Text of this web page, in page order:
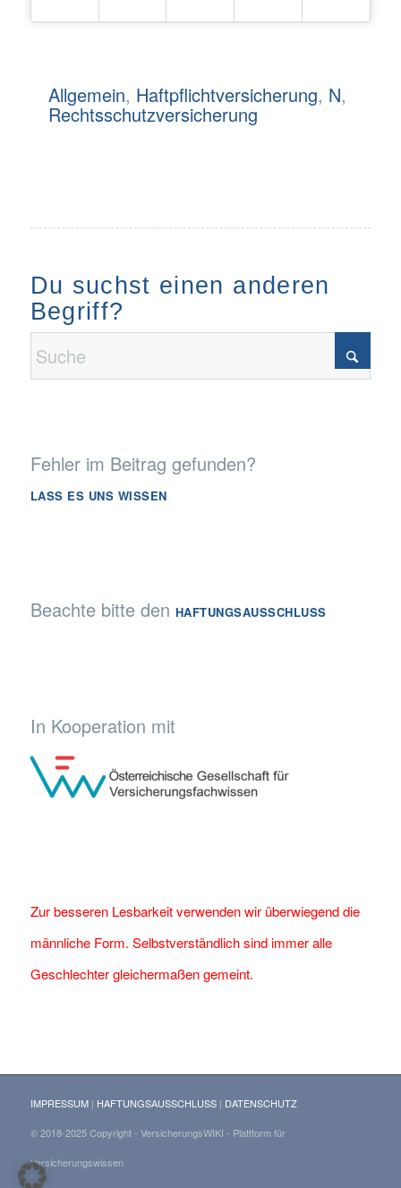
Allgemein, Haftpflichtversicherung, N,
Rechtsschutzversicherung
Du suchst einen anderen
Begriff?
Fehler im Beitrag gefunden?
LASS ES UNS WISSEN
Beachte bitte den HAFTUNGSAUSSCHLUSS
In Kooperation mit
Zur besseren Lesbarkeit verwenden wir überwiegend die
männliche Form. Selbstverständlich sind immer alle
Geschlechter gleichermaßen gemeint.
IMPRESSUM| HAFTUNGSAUSSCHLUSS| DATENSCHUTZ
© 2018-2025 Copyright - VersicherungsWIKI - Plattform für
Versicherungswissen